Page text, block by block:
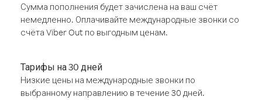
Сумма пополнения будет зачислена на ваш счёт
немедленно. Оплачивайте международные звонки со
счёта Viber Out по выгодным ценам.
Тарифы на 30 дней
Низкие цены на международные звонки по
выбранному направлению в течение 30 дней.